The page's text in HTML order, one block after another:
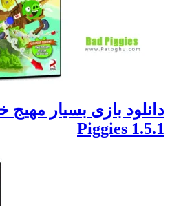
Piggies